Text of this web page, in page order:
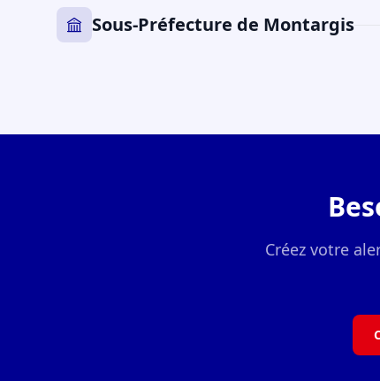
Sous-Préfecture de Montargis
Créez votre